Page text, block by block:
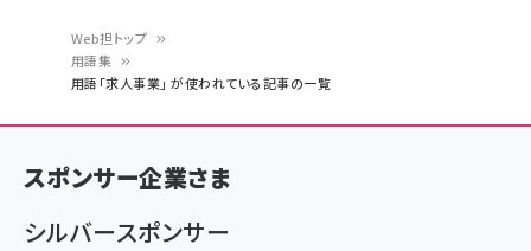
ン
く
ず
Web担トップ
用語集
用語「求人事業」 が使われている記事の一覧
スポンサー企業さま
シルバースポンサー